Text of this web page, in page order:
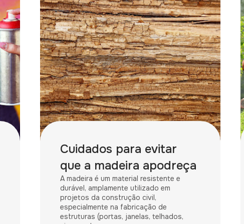
Cuidados para evitar
que a madeira apodreça
A madeira é um material resistente e
durável, amplamente utilizado em
projetos da construção civil,
especialmente na fabricação de
estruturas (portas, janelas, telhados,